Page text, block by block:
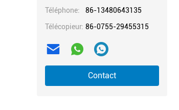
Téléphone:
86-13480643135
Télécopieur: 86-0755-29455315
Contact